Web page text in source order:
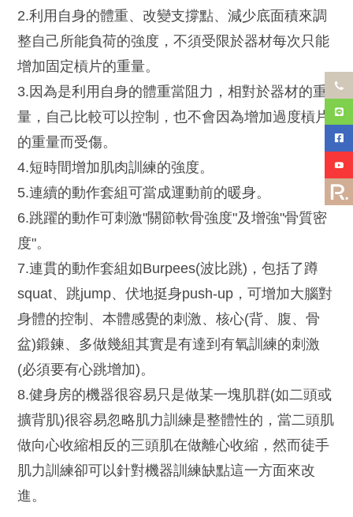
2.利用自身的體重、改變支撐點、減少底面積來調
整自己所能負荷的強度，不須受限於器材每次只能
增加固定槓片的重量。
3.因為是利用自身的體重當阻力，相對於器材的重
量，自己比較可以控制，也不會因為增加過度槓片
的重量而受傷。
4.短時間增加肌肉訓練的強度。
5.連續的動作套組可當成運動前的暖身。
6.跳躍的動作可刺激"關節軟骨強度"及增強"骨質密
度"。
7.連貫的動作套組如Burpees(波比跳)，包括了蹲
squat、跳jump、伏地挺身push-up，可增加大腦對
身體的控制、本體感覺的刺激、核心(背、腹、骨
盆)鍛鍊、多做幾組其實是有達到有氧訓練的刺激
(必須要有心跳增加)。
8.健身房的機器很容易只是做某一塊肌群(如二頭或
擴背肌)很容易忽略肌力訓練是整體性的，當二頭肌
做向心收縮相反的三頭肌在做離心收縮，然而徒手
肌力訓練卻可以針對機器訓練缺點這一方面來改
進。